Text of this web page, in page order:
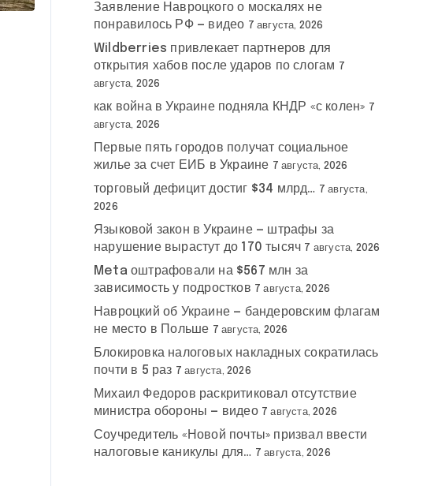
Заявление Навроцкого о москалях не
понравилось РФ — видео 7 августа, 2026
Wildberries привлекает партнеров для
открытия хабов после ударов по слогам 7
августа, 2026
как война в Украине подняла КНДР «с колен» 7
августа, 2026
Первые пять городов получат социальное
жилье за счет ЕИБ в Украине 7 августа, 2026
торговый дефицит достиг $34 млрд… 7 августа,
2026
Языковой закон в Украине — штрафы за
нарушение вырастут до 170 тысяч 7 августа, 2026
Meta оштрафовали на $567 млн за
зависимость у подростков 7 августа, 2026
Навроцкий об Украине — бандеровским флагам
не место в Польше 7 августа, 2026
Блокировка налоговых накладных сократилась
почти в 5 раз 7 августа, 2026
Михаил Федоров раскритиковал отсутствие
министра обороны — видео 7 августа, 2026
Соучредитель «Новой почты» призвал ввести
налоговые каникулы для… 7 августа, 2026